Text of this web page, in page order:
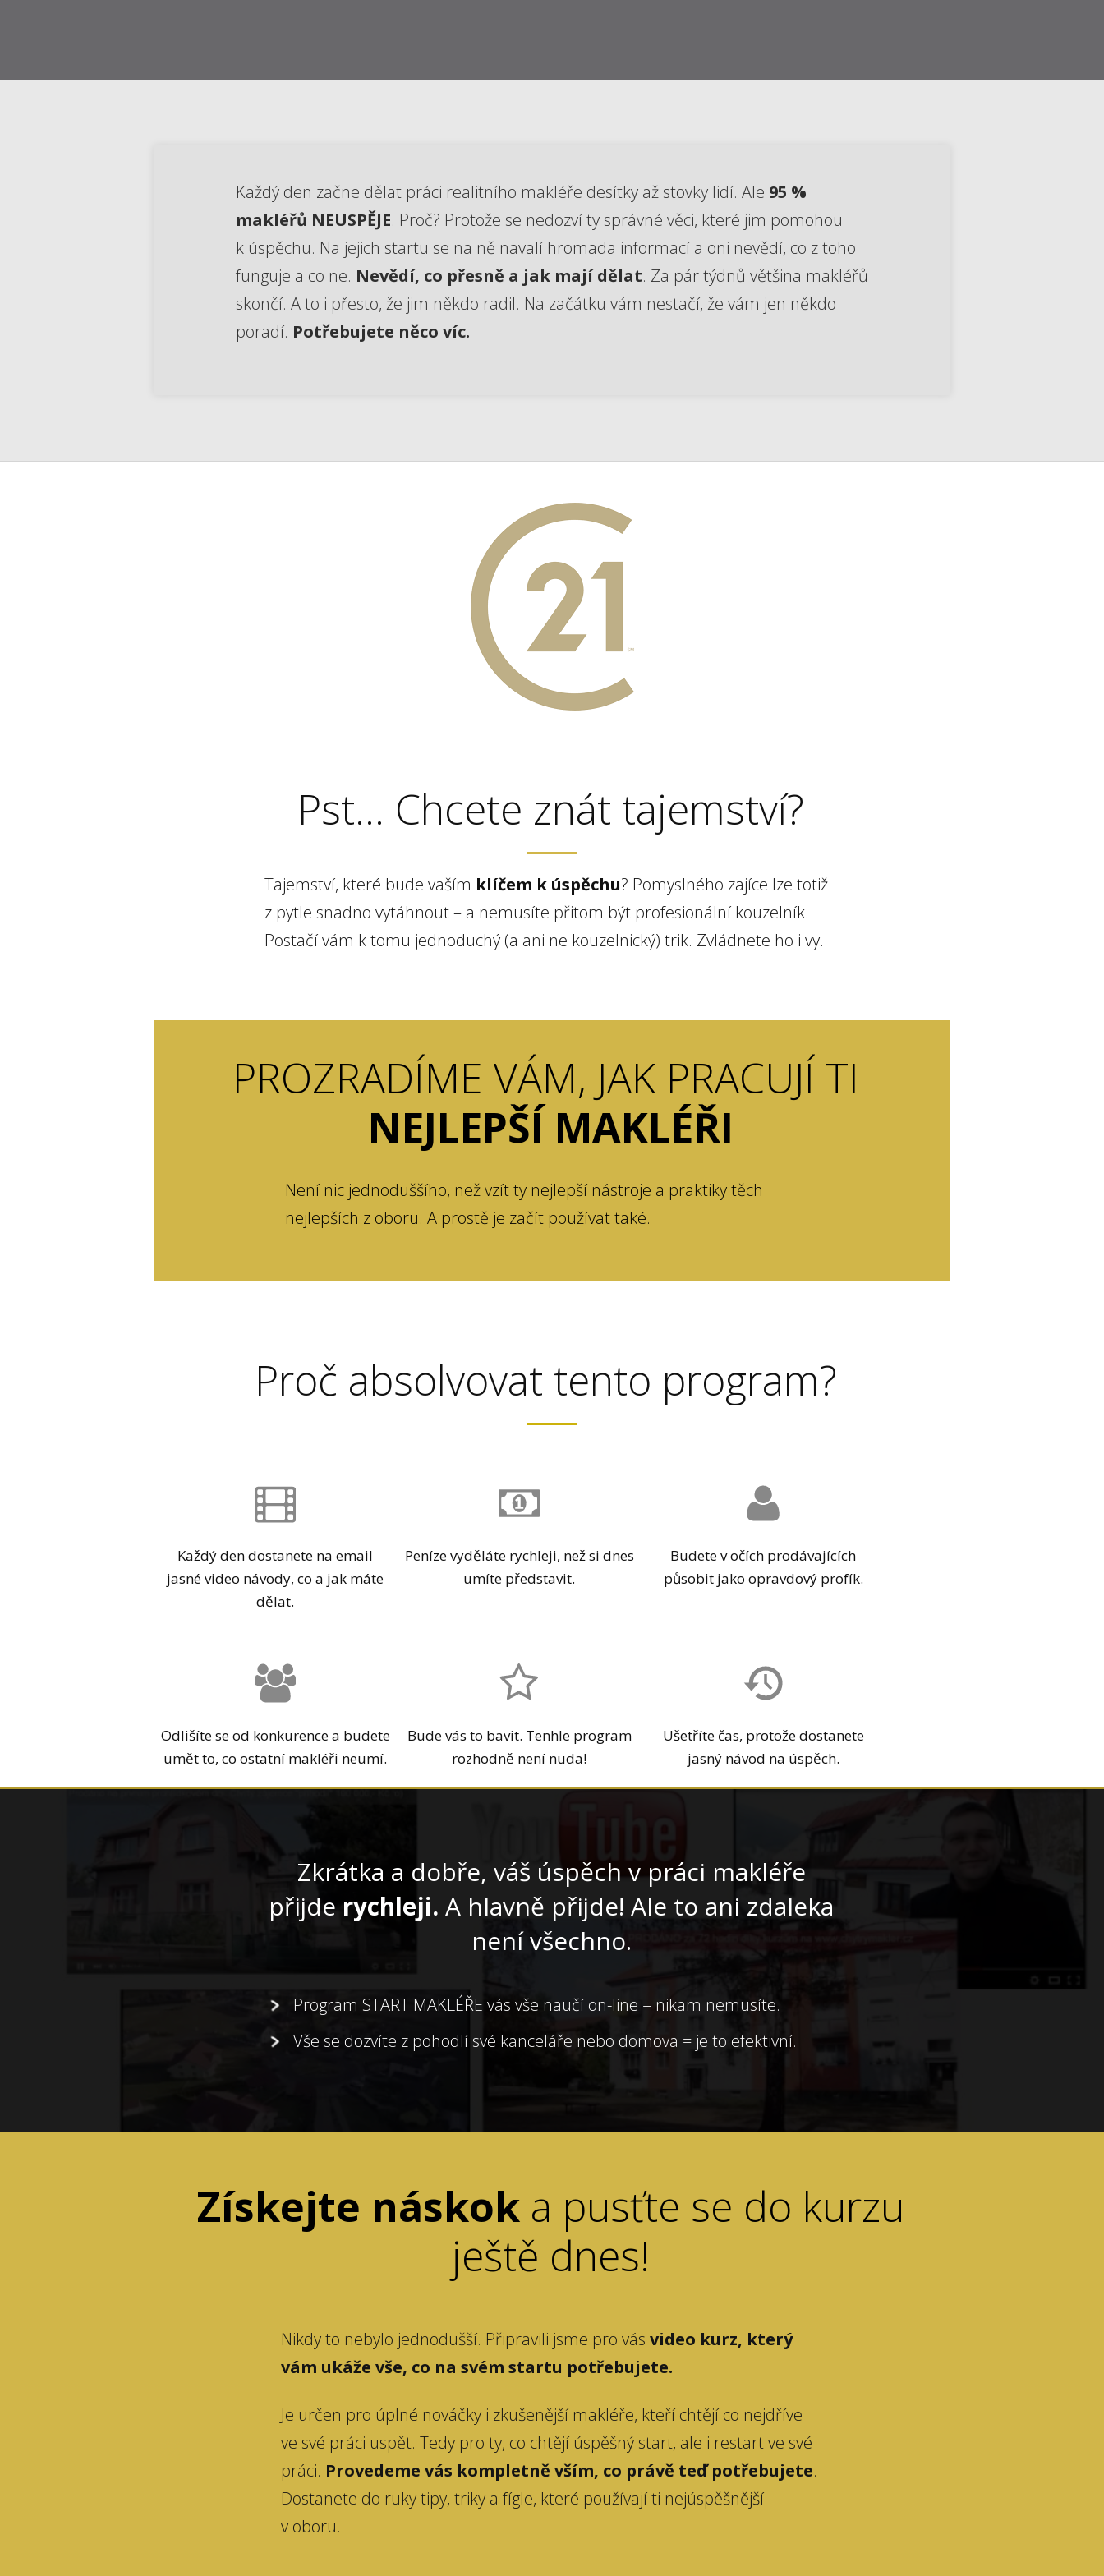
Každý den začne dělat práci realitního makléře desítky až stovky lidí. Ale 95 %
makléřů NEUSPĚJE. Proč? Protože se nedozví ty správné věci, které jim pomohou
k úspěchu. Na jejich startu se na ně navalí hromada informací a oni nevědí, co z toho
funguje a co ne. Nevědí, co přesně a jak mají dělat. Za pár týdnů většina makléřů
skončí. A to i přesto, že jim někdo radil. Na začátku vám nestačí, že vám jen někdo
poradí. Potřebujete něco víc.
Pst... Chcete znát tajemství?
Tajemství, které bude vaším klíčem k úspěchu? Pomyslného zajíce lze totiž
z pytle snadno vytáhnout – a nemusíte přitom být profesionální kouzelník.
Postačí vám k tomu jednoduchý (a ani ne kouzelnický) trik. Zvládnete ho i vy.
PROZRADÍME VÁM, JAK PRACUJÍ TI
NEJLEPŠÍ MAKLÉŘI
Není nic jednoduššího, než vzít ty nejlepší nástroje a praktiky těch
nejlepších z oboru. A prostě je začít používat také.
Proč absolvovat tento program?
Každý den dostanete na email
jasné video návody, co a jak máte
dělat.
Peníze vyděláte rychleji, než si dnes
umíte představit.
Budete v očích prodávajících
působit jako opravdový profík.
Odlišíte se od konkurence a budete
umět to, co ostatní makléři neumí.
Bude vás to bavit. Tenhle program
rozhodně není nuda!
Ušetříte čas, protože dostanete
jasný návod na úspěch.
Zkrátka a dobře, váš úspěch v práci makléře
přijderychleji.A hlavně přijde! Ale to ani zdaleka
není všechno.
Program START MAKLÉŘE vás vše naučí on-line = nikam nemusíte.
Vše se dozvíte z pohodlí své kanceláře nebo domova = je to efektivní.
Získejte náskok a pusťte se do kurzu
ještě dnes!
Nikdy to nebylo jednodušší. Připravili jsme pro vás video kurz, který
vám ukáže vše, co na svém startu potřebujete.
Je určen pro úplné nováčky i zkušenější makléře, kteří chtějí co nejdříve
ve své práci uspět. Tedy pro ty, co chtějí úspěšný start, ale i restart ve své
práci. Provedeme vás kompletně vším, co právě teď potřebujete.
Dostanete do ruky tipy, triky a fígle, které používají ti nejúspěšnější
v oboru.